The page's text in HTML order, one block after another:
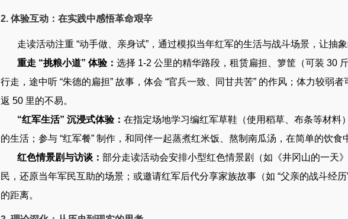
2. 体验互动：在实践中感悟革命艰辛
走读活动注重 “动手做、亲身试”，通过模拟当年红军的生活与战斗场景，让抽象
重走 “挑粮小道” 体验：选择 1-2 公里的精华路段，租赁扁担、箩筐（可装 30
行走，途中听 “朱德的扁担” 故事，体会 “官兵一致、同甘共苦” 的作风；体力较弱
返 50 里的不易。
“红军生活” 沉浸式体验：在指定场地学习编红军草鞋（使用稻草、布条等材料
的生活；参与 “红军餐” 制作，和同伴一起蒸煮红米饭、熬制南瓜汤，在简单的饮食
红色情景剧与访谈：部分走读活动会安排小型红色情景剧（如《井冈山的一天
民，还原当年军民互助的场景；或邀请红军后代分享家族故事（如 “父亲的战斗经历
的距离。